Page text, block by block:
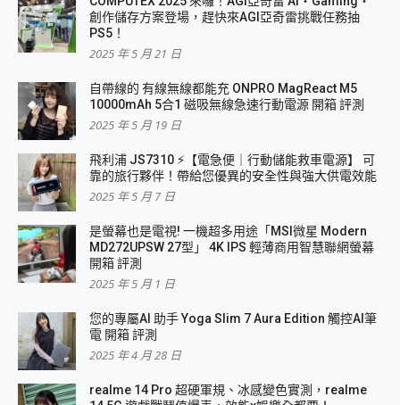
創作儲存方案登場，趕快來AGI亞奇雷挑戰任務抽
PS5！
2025 年 5 月 21 日
自帶線的 有線無線都能充 ONPRO MagReact M5
10000mAh 5合1 磁吸無線急速行動電源 開箱 評測
2025 年 5 月 19 日
飛利浦 JS7310 ⚡【電急便｜行動儲能救車電源】 可
靠的旅行夥伴！帶給您優異的安全性與強大供電效能
2025 年 5 月 7 日
是螢幕也是電視! 一機超多用途「MSI微星 Modern
MD272UPSW 27型」 4K IPS 輕薄商用智慧聯網螢幕
開箱 評測
2025 年 5 月 1 日
您的專屬AI 助手 Yoga Slim 7 Aura Edition 觸控AI筆
電 開箱 評測
2025 年 4 月 28 日
realme 14 Pro 超硬軍規、冰感變色實測，realme